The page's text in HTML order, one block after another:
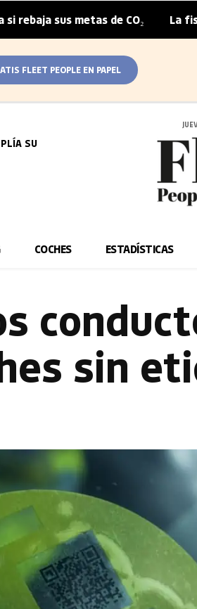
de CO₂ | La fiscalidad
FLEET PEOPLE EN PAPEL
SU
COCHES ESTADÍSTICAS
sin